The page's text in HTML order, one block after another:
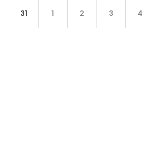
31 1 2 3 4